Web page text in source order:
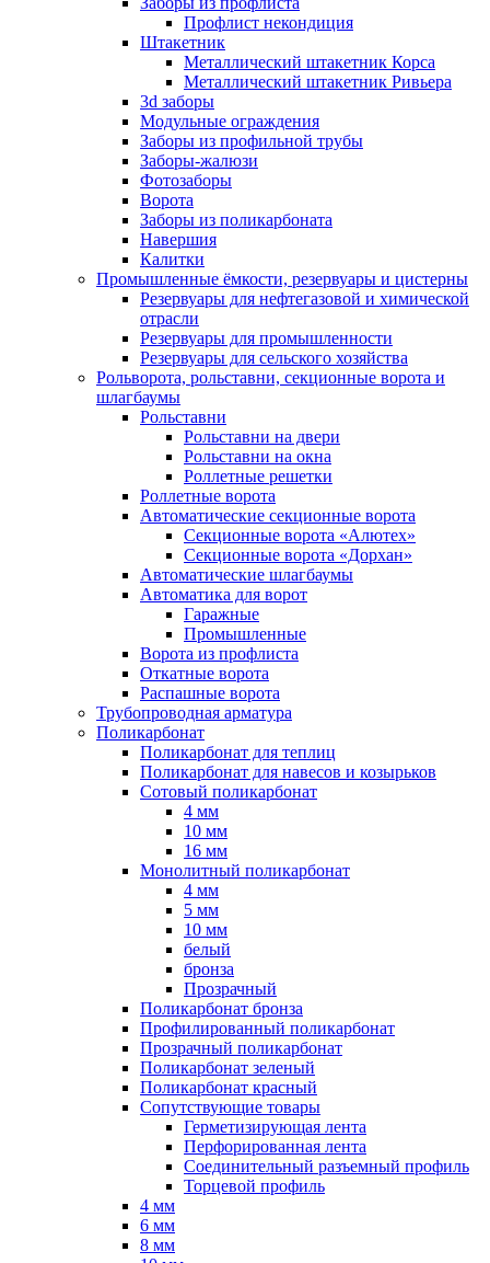
Профлист некондиция
Штакетник
Металлический штакетник Корса
Металлический штакетник Ривьера
3d заборы
Модульные ограждения
Заборы из профильной трубы
Заборы-жалюзи
Фотозаборы
Ворота
Заборы из поликарбоната
Навершия
Калитки
Промышленные ёмкости, резервуары и цистерны
Резервуары для нефтегазовой и химической
отрасли
Резервуары для промышленности
Резервуары для сельского хозяйства
Рольворота, рольставни, секционные ворота и
шлагбаумы
Рольставни
Рольставни на двери
Рольставни на окна
Роллетные решетки
Роллетные ворота
Автоматические секционные ворота
Секционные ворота «Алютех»
Секционные ворота «Дорхан»
Автоматические шлагбаумы
Автоматика для ворот
Гаражные
Промышленные
Ворота из профлиста
Откатные ворота
Распашные ворота
Трубопроводная арматура
Поликарбонат
Поликарбонат для теплиц
Поликарбонат для навесов и козырьков
Сотовый поликарбонат
4 мм
10 мм
16 мм
Монолитный поликарбонат
4 мм
5 мм
10 мм
белый
бронза
Прозрачный
Поликарбонат бронза
Профилированный поликарбонат
Прозрачный поликарбонат
Поликарбонат зеленый
Поликарбонат красный
Сопутствующие товары
Герметизирующая лента
Перфорированная лента
Соединительный разъемный профиль
Торцевой профиль
4 мм
6 мм
8 мм